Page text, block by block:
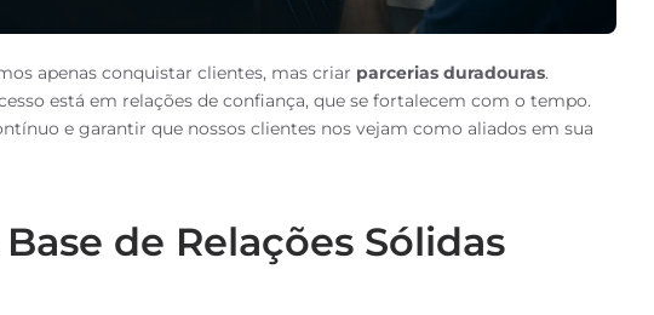
apenas conquistar clientes, mas criar parcerias duradouras.
está em relações de confiança, que se fortalecem com o tempo.
e garantir que nossos clientes nos vejam como aliados em sua
de Relações Sólidas